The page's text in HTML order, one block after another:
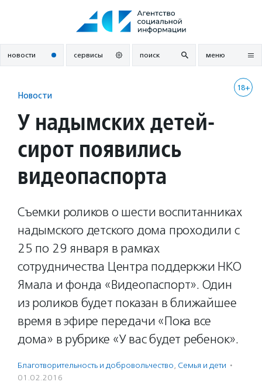
новости сервисы поиск меню
18+
Новости
У надымских детей-
сирот появились
видеопаспорта
Съемки роликов о шести воспитанниках
надымского детского дома проходили с
25 по 29 января в рамках
сотрудничества Центра поддеркжи НКО
Ямала и фонда «Видеопаспорт». Один
из роликов будет показан в ближайшее
время в эфире передачи «Пока все
дома» в рубрике «У вас будет ребенок».
Благотвори­тель­ность и доброволь­чест­во, Семья и дети ·
01.02.2016